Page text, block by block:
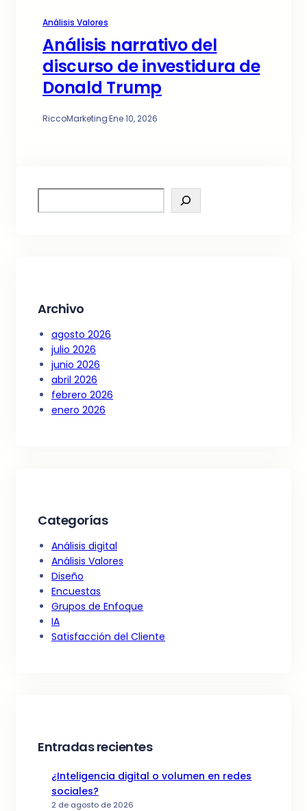
Análisis Valores
Análisis narrativo del
discurso de investidura de
Donald Trump
RiccoMarketing·Ene 10, 2026
e
Archivo
agosto 2026
julio 2026
junio 2026
abril 2026
febrero 2026
enero 2026
Categorías
Análisis digital
Análisis Valores
Diseño
Encuestas
Grupos de Enfoque
IA
Satisfacción del Cliente
Entradas recientes
¿Inteligencia digital o volumen en redes
sociales?
2 de agosto de 2026